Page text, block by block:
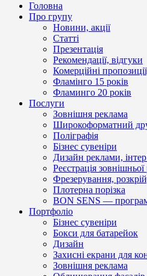
Головна
Про групу
Новини, акції
Статті
Презентація
Рекомендації, відгуки
Комерційні
Фламінго 15 років
Фламинго 20 років
Послуги
Зовнішня реклама
Широкоформатний
Поліграфія
Бізнес сувеніри
Дизайн реклами,
Реєстрація
Фрезерування,
Плотерна порізка
BON SENS —
Портфоліо
Бізнес сувеніри
Бокси для батарейок
Дизайн
Захисні екрани для
Зовнішня реклама